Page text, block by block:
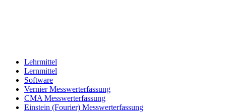
Lehrmittel
Lernmittel
Software
Vernier Messwerterfassung
CMA Messwerterfassung
Einstein (Fourier) Messwerterfassung